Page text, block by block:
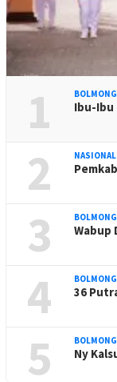
1 BOLMONG
Ibu-Ibu
2 NASIONAL
3 BOLMONG
Wabup
4 BOLMONG
36
5 BOLMONG
Ny